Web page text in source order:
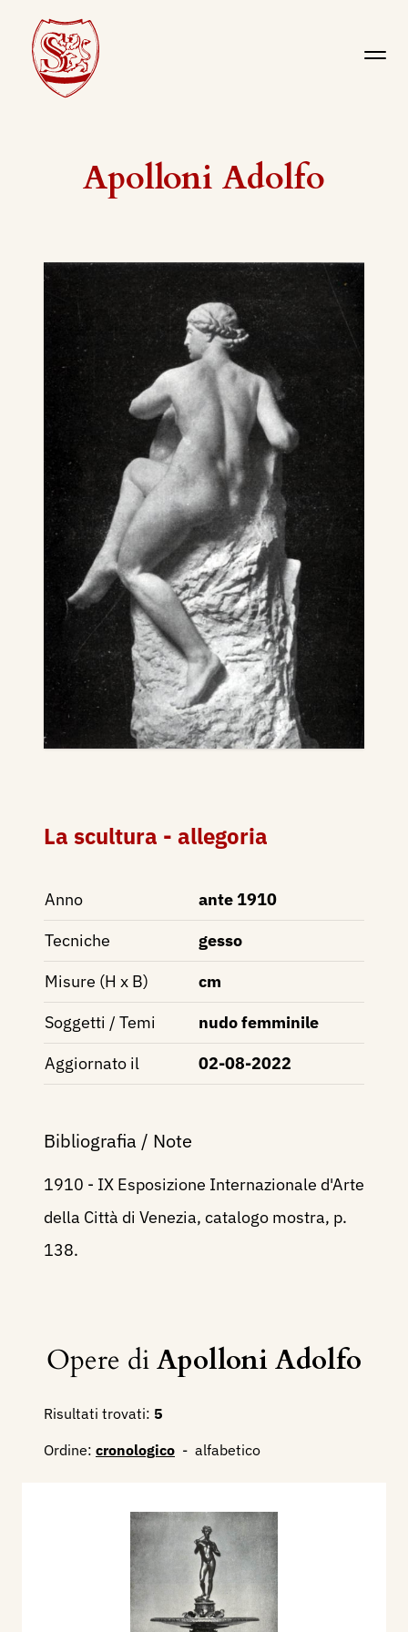
Apolloni Adolfo
La scultura - allegoria
Anno
ante 1910
Tecniche
gesso
Misure (H x B)
cm
Soggetti / Temi
nudo femminile
Aggiornato il
02-08-2022
Bibliografia / Note
1910 - IX Esposizione Internazionale d'Arte
della Città di Venezia, catalogo mostra, p.
138.
Opere diApolloni Adolfo
Risultati trovati: 5
Ordine: cronologico - alfabetico